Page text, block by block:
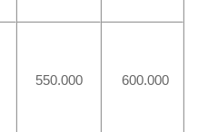
550.000 600.000